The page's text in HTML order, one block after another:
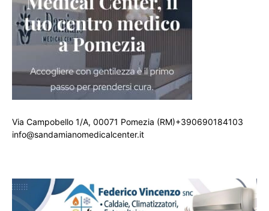
Via Campobello 1/A, 00071 Pomezia (RM)+390690184103
info@sandamianomedicalcenter.it